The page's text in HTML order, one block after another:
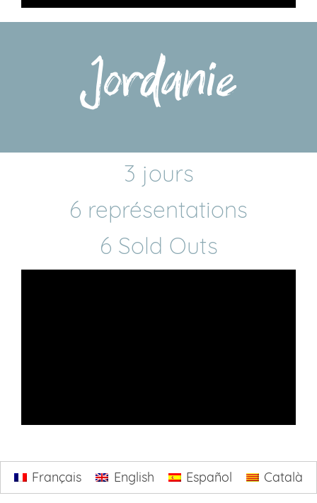
Jordanie
3 jours
6 représentations
6 Sold Outs
Français English Español Català